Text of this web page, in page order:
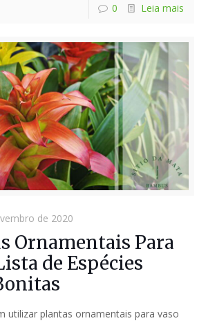
0 Leia mais
de 2020
Ornamentais Para
de Espécies
utilizar plantas ornamentais para vaso